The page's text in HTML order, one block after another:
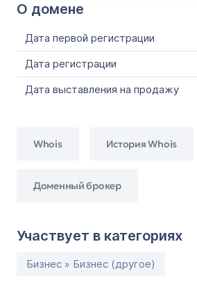
О домене
Дата первой регистрации
Дата регистрации
Дата выставления на продажу
Whois История Whois
Доменный брокер
Участвует в категориях
Бизнес » Бизнес (другое)